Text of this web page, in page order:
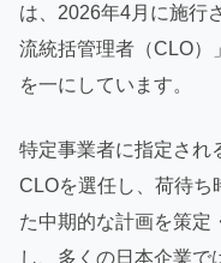
は、2026年4月に施行
流統括管理者（CLO）
を一にしています。
特定事業者に指定され
CLOを選任し、荷待ち
た中期的な計画を策定
し、多くの日本企業で